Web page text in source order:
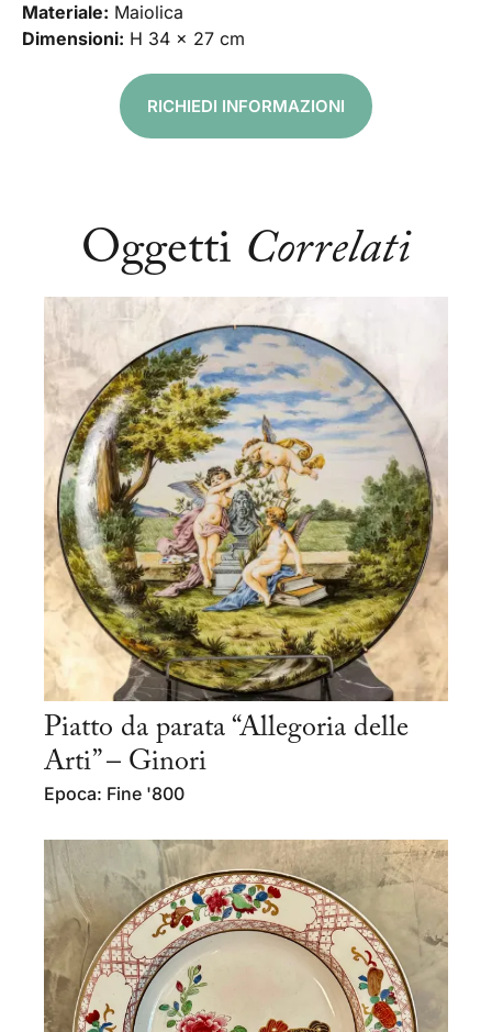
Materiale: Maiolica
Dimensioni: H 34 x 27 cm
RICHIEDI INFORMAZIONI
Oggetti Correlati
Piatto da parata “Allegoria delle
Arti” – Ginori
Epoca: Fine '800